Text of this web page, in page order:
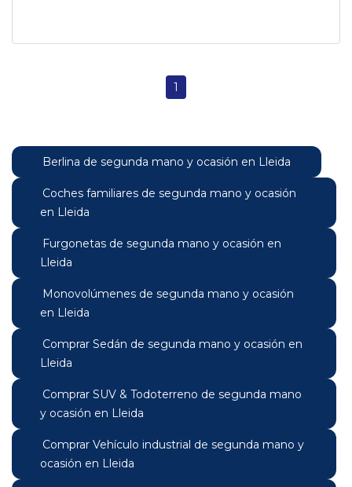
1
Berlina de segunda mano y ocasión en Lleida
Coches familiares de segunda mano y ocasión
en Lleida
Furgonetas de segunda mano y ocasión en
Lleida
Monovolúmenes de segunda mano y ocasión
en Lleida
Comprar Sedán de segunda mano y ocasión en
Lleida
Comprar SUV & Todoterreno de segunda mano
y ocasión en Lleida
Comprar Vehículo industrial de segunda mano y
ocasión en Lleida